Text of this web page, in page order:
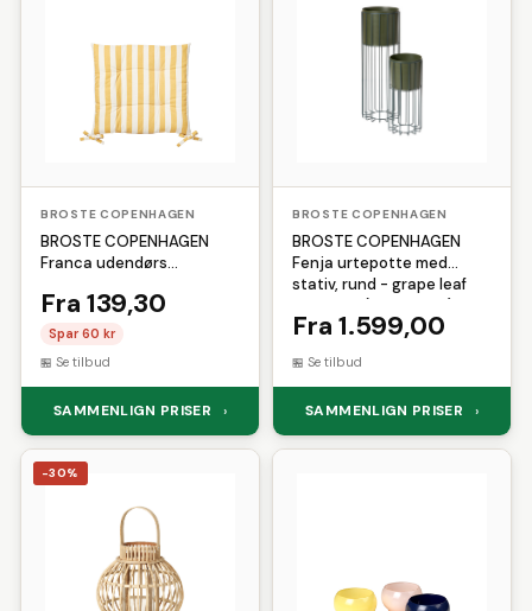
SKECHERS
Sonnentor
Teva
Truefitt and Hill
Urban Classics
Vetcur Biotec
Vilac
Weather Report
Winther
Måleklodser
Multicolor
Musik
Plaider
Servietter
Skum
Sovepose
Sutter
Telt
BROSTE COPENHAGEN
BROSTE COPENHAGEN
Franca udendørs
harvest gold bomuld
(44x42)
Fra 139,30
Spar 60 kr
Se tilbud
SAMMENLIGN PRISER ›
BROSTE COPENHAGEN
BROSTE COPENHAGEN
Fenja urtepotte med
stativ, rund - grape leaf
grøn jern (sæt med 2)
Fra 1.599,00
Se tilbud
SAMMENLIGN PRISER ›
-30%